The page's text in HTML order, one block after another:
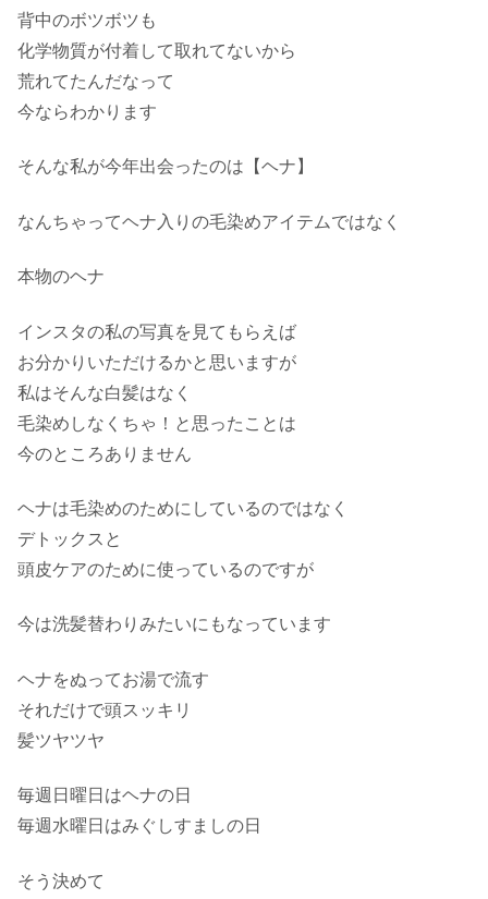
背中のボツボツも
化学物質が付着して取れてないから
荒れてたんだなって
今ならわかります
そんな私が今年出会ったのは【ヘナ】
なんちゃってヘナ入りの毛染めアイテムではなく
本物のヘナ
インスタの私の写真を見てもらえば
お分かりいただけるかと思いますが
私はそんな白髪はなく
毛染めしなくちゃ！と思ったことは
今のところありません
ヘナは毛染めのためにしているのではなく
デトックスと
頭皮ケアのために使っているのですが
今は洗髪替わりみたいにもなっています
ヘナをぬってお湯で流す
それだけで頭スッキリ
髪ツヤツヤ
毎週日曜日はヘナの日
毎週水曜日はみぐしすましの日
そう決めて